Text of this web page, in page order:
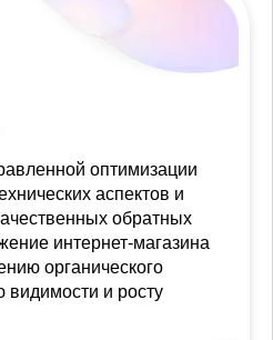
оптимизации
аспектов и
обратных
интернет-магазина
органического
и росту